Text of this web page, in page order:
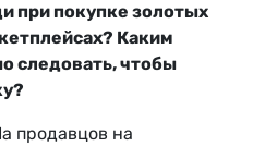
при покупке золотых
Каким
следовать, чтобы
продавцов на